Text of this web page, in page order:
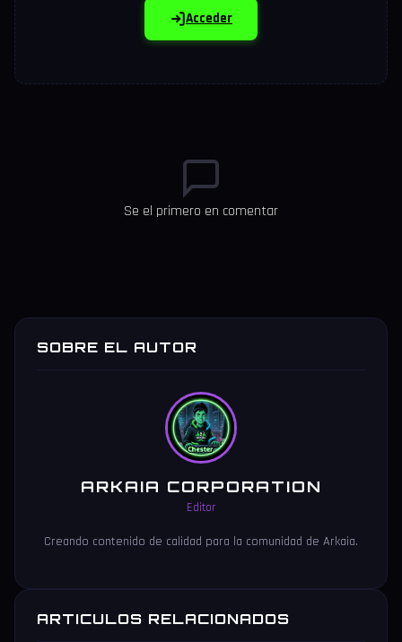
Acceder
Se el primero en comentar
SOBRE EL AUTOR
ARKAIA CORPORATION
Editor
Creando contenido de calidad para la comunidad de Arkaia.
ARTICULOS RELACIONADOS